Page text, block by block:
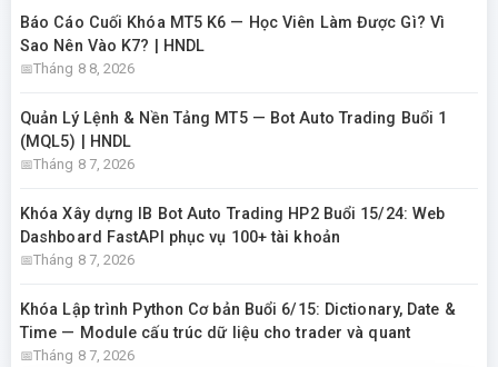
Báo Cáo Cuối Khóa MT5 K6 — Học Viên Làm Được Gì? Vì
Sao Nên Vào K7? | HNDL
Tháng 8 8, 2026
Quản Lý Lệnh & Nền Tảng MT5 — Bot Auto Trading Buổi 1
(MQL5) | HNDL
Tháng 8 7, 2026
Khóa Xây dựng IB Bot Auto Trading HP2 Buổi 15/24: Web
Dashboard FastAPI phục vụ 100+ tài khoản
Tháng 8 7, 2026
Khóa Lập trình Python Cơ bản Buổi 6/15: Dictionary, Date &
Time — Module cấu trúc dữ liệu cho trader và quant
Tháng 8 7, 2026